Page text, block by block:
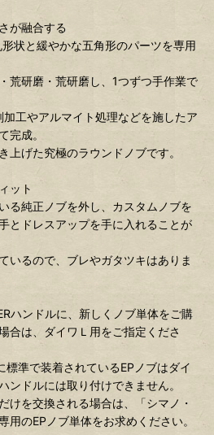
が融合する
状と緩やかな五角形のパーツを専用
荒研磨・荒研磨し、1つずつ手作業で
工やアルマイト処理などを施したア
完成。
上げた究極のラウンドノブです。
ット
る純正ノブを外し、カスタムノブを
とドレスアップを手に入れることが
いるので、ブレやガタツキはありま
ハンドルに、新しくノブ単体をご購
合は、ダイワＬ用をご指定くださ
標準で装着されているEPノブはダイ
ンドルには取り付けできません。
けを交換される場合は、「シマノ・
用のEPノブ単体をお求めください。